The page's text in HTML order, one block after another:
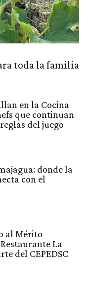
toda la familia
en la Cocina
que continuan
del juego
donde la
con el
al Mérito
La
del CEPEDSC